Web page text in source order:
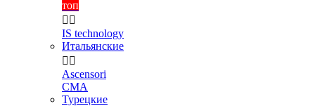
топ
 
IS technology
Итальянские
 
Ascensori
CMA
Турецкие